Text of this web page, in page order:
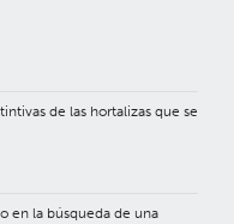
de las hortalizas que se
en la búsqueda de una